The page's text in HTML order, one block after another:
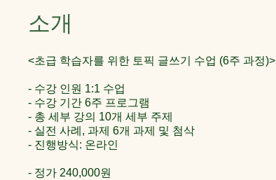
소개
<초급 학습자를 위한 토픽 글쓰기 수업 (6주 과정)>
- 수강 인원 1:1 수업
- 수강 기간 6주 프로그램
- 총 세부 강의 10개 세부 주제
- 실전 사례, 과제 6개 과제 및 첨삭
- 진행방식: 온라인
- 정가 240,000원